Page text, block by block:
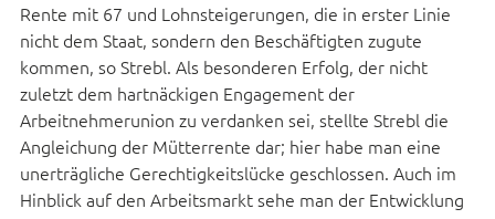
Rente mit 67 und Lohnsteigerungen, die in erster Linie
nicht dem Staat, sondern den Beschäftigten zugute
kommen, so Strebl. Als besonderen Erfolg, der nicht
zuletzt dem hartnäckigen Engagement der
Arbeitnehmerunion zu verdanken sei, stellte Strebl die
Angleichung der Mütterrente dar; hier habe man eine
unerträgliche Gerechtigkeitslücke geschlossen. Auch im
Hinblick auf den Arbeitsmarkt sehe man der Entwicklung